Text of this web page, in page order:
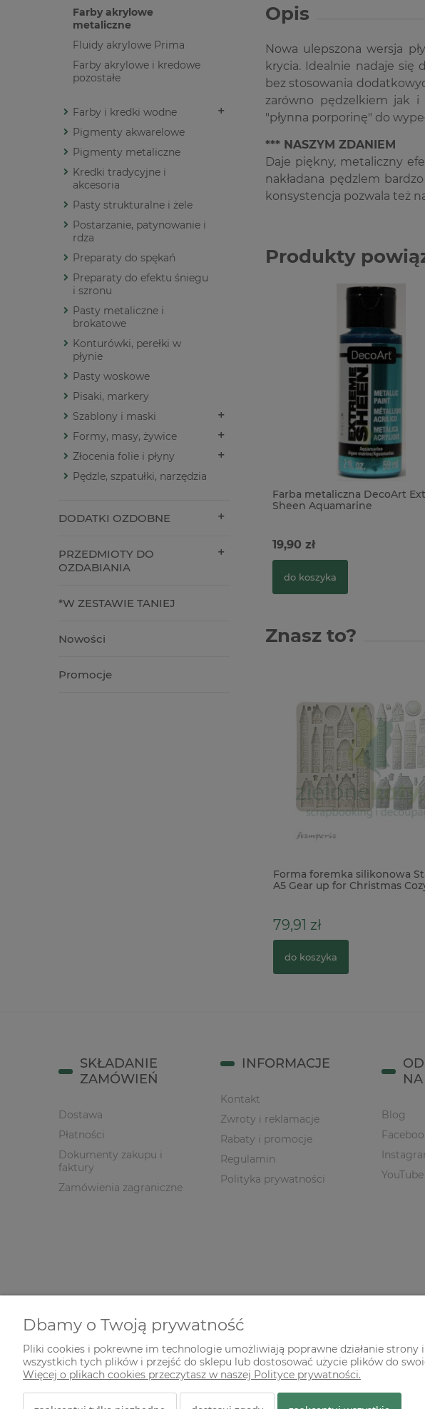
Farby akrylowe
metaliczne
Fluidy akrylowe Prima
Farby akrylowe i kredowe
pozostałe
Farby i kredki wodne
Pigmenty akwarelowe
Pigmenty metaliczne
Kredki tradycyjne i
akcesoria
Pasty strukturalne i żele
Postarzanie, patynowanie i
rdza
Preparaty do spękań
Preparaty do efektu śniegu
i szronu
Pasty metaliczne i
brokatowe
Konturówki, perełki w
płynie
Pasty woskowe
Pisaki, markery
Szablony i maski
Formy, masy, żywice
Złocenia folie i płyny
Pędzle, szpatułki, narzędzia
DODATKI OZDOBNE
PRZEDMIOTY DO
OZDABIANIA
*W ZESTAWIE TANIEJ
Nowości
Promocje
Opis
Nowa ulepszona wersja
krycia. Idealnie nadaje się
bez stosowania
zarówno pędzelkiem jak i
"płynna porporinę" do
*** NASZYM ZDANIEM
Daje piękny, metaliczny
nakładana pędzlem
konsystencja pozwala też
Produkty
Farba metaliczna DecoArt
Sheen Aquamarine
19,90 zł
do koszyka
Znasz to?
Forma foremka silikonowa
A5 Gear up for Christmas
79,91 zł
do koszyka
SKŁADANIE
ZAMÓWIEŃ
Dostawa
Płatności
Dokumenty zakupu i
faktury
Zamówienia zagraniczne
INFORMACJE
Kontakt
Zwroty i reklamacje
Rabaty i promocje
Regulamin
Polityka prywatności
NA
Blog
YouTube
© 2026 zielonekoty.pl. Wszelkie prawa zastrzeżone.
Dbamy o Twoją prywatność
Pliki cookies i pokrewne im technologie umożliwiają poprawne działanie
wszystkich tych plików i przejść do sklepu lub dostosować użycie plików do
Więcej o plikach cookies przeczytasz w naszej Polityce prywatności.